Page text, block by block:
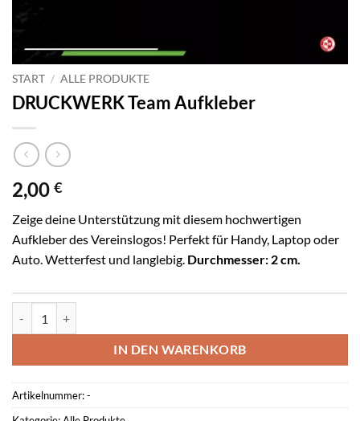
START / ALLE PRODUKTE
DRUCKWERK Team Aufkleber
2,00 €
Zeige deine Unterstützung mit diesem hochwertigen
Aufkleber des Vereinslogos! Perfekt für Handy, Laptop oder
Auto. Wetterfest und langlebig. Durchmesser: 2 cm.
IN DEN WARENKORB
Artikelnummer:-